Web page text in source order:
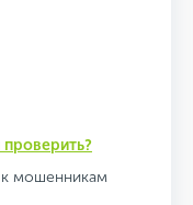
к мошенникам